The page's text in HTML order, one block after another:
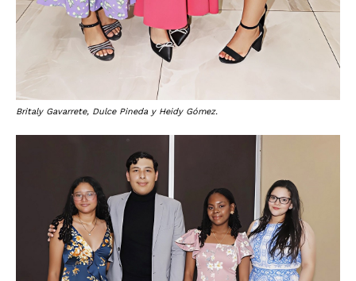
Britaly Gavarrete, Dulce Pineda y Heidy Gómez.